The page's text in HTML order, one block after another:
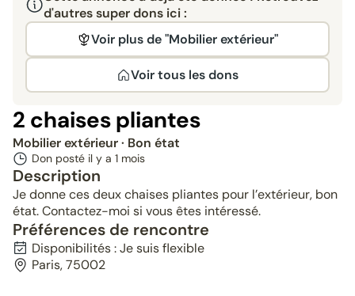
d'autres super dons ici :
Voir plus de "Mobilier extérieur"
Voir tous les dons
2 chaises pliantes
Mobilier extérieur· Bon état
Don posté il y a 1 mois
Description
Je donne ces deux chaises pliantes pour l’extérieur, bon
état. Contactez-moi si vous êtes intéressé.
Préférences de rencontre
Disponibilités : Je suis flexible
Paris, 75002